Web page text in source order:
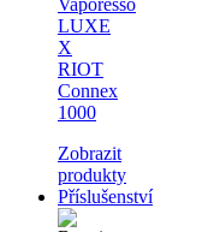
Vaporesso
LUXE
X
RIOT
Connex
1000
Zobrazit
produkty
Příslušenství